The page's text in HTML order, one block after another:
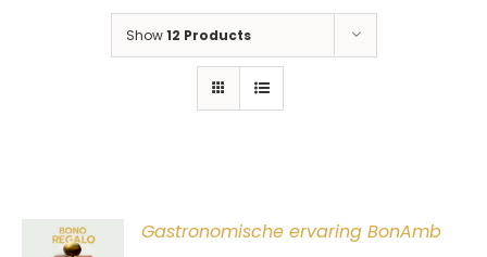
Show12 Products
Gastronomische ervaring BonAmb